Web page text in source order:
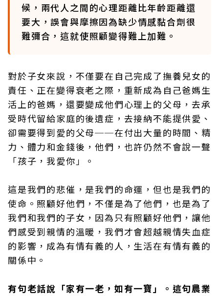
候，兩代人之間的心理距離比年齡距離還
要大，誤會與摩擦因為缺少情感黏合劑很
難彌合，這就使照顧變得難上加難。
對於子女來說，不僅要在自己完成了撫養兒女的
責任、正在變得衰老之際，重新成為自己爸媽生
活上的爸媽，還要變成他們心理上的父母，去承
受時代留給家庭的後遺症，去接納不能提供愛、
卻需要得到愛的父母──在付出大量的時間、精
力、體力和金錢後，他們，也許仍然不會說一聲
「孩子，我愛你」。
這是我們的悲催，是我們的命運，但也是我們的
使命。照顧好他們，不僅是為了他們，也是為了
我們和我們的子女，因為只有照顧好他們，讓他
們感受到親情的溫暖，我們才會超越親情失血症
的影響，成為有情有義的人，生活在有情有義的
關係中。
有句老話說「家有一老，如有一寶」。這句農業